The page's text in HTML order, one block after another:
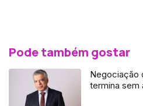
Pode também gostar
Negociação
termina sem